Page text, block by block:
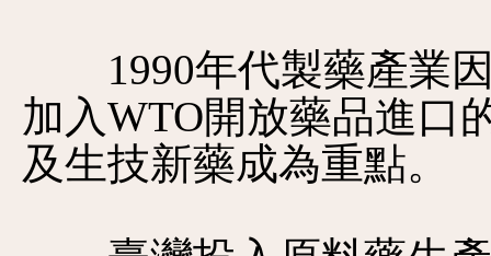
1990年代製藥產業因
加入WTO開放藥品進口
及生技新藥成為重點。